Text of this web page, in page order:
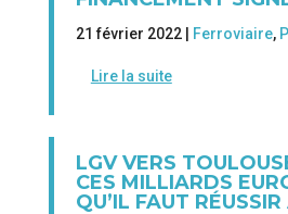
21 février 2022 | Ferroviaire,
Lire la suite
LGV VERS
CES MILLIARDS
QU’IL FAUT